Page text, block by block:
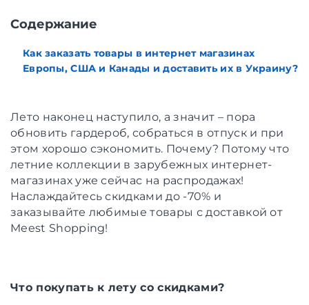
Содержание
Как заказать товары в интернет магазинах
Европы, США и Канады и доставить их в Украину?
Лето наконец наступило, а значит – пора
обновить гардероб, собраться в отпуск и при
этом хорошо сэкономить. Почему? Потому что
летние коллекции в зарубежных интернет-
магазинах уже сейчас на распродажах!
Наслаждайтесь скидками до -70% и
заказывайте любимые товары с доставкой от
Meest Shopping!
Что покупать к лету со скидками?